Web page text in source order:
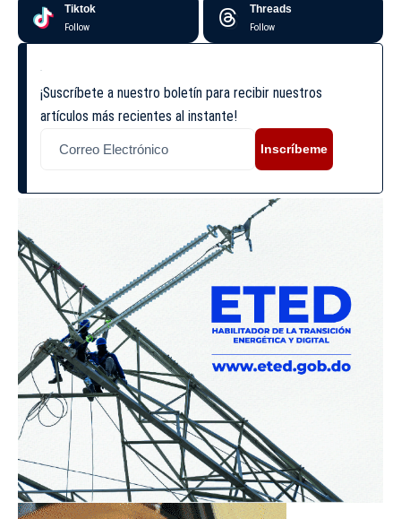
Tiktok
Follow
Threads
Follow
¡Suscríbete a nuestro boletín para recibir nuestros
artículos más recientes al instante!
Inscríbeme